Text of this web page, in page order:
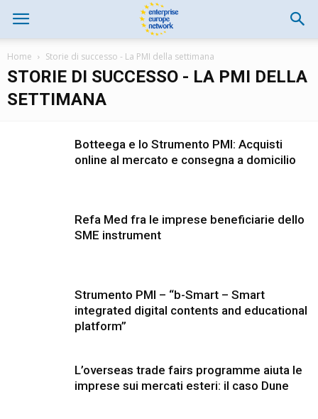
Home Storie di successo - La PMI della settimana
STORIE DI SUCCESSO - LA PMI DELLA
SETTIMANA
Botteega e lo Strumento PMI: Acquisti
online al mercato e consegna a domicilio
Refa Med fra le imprese beneficiarie dello
SME instrument
Strumento PMI – “b-Smart – Smart
integrated digital contents and educational
platform”
L’overseas trade fairs programme aiuta le
imprese sui mercati esteri: il caso Dune